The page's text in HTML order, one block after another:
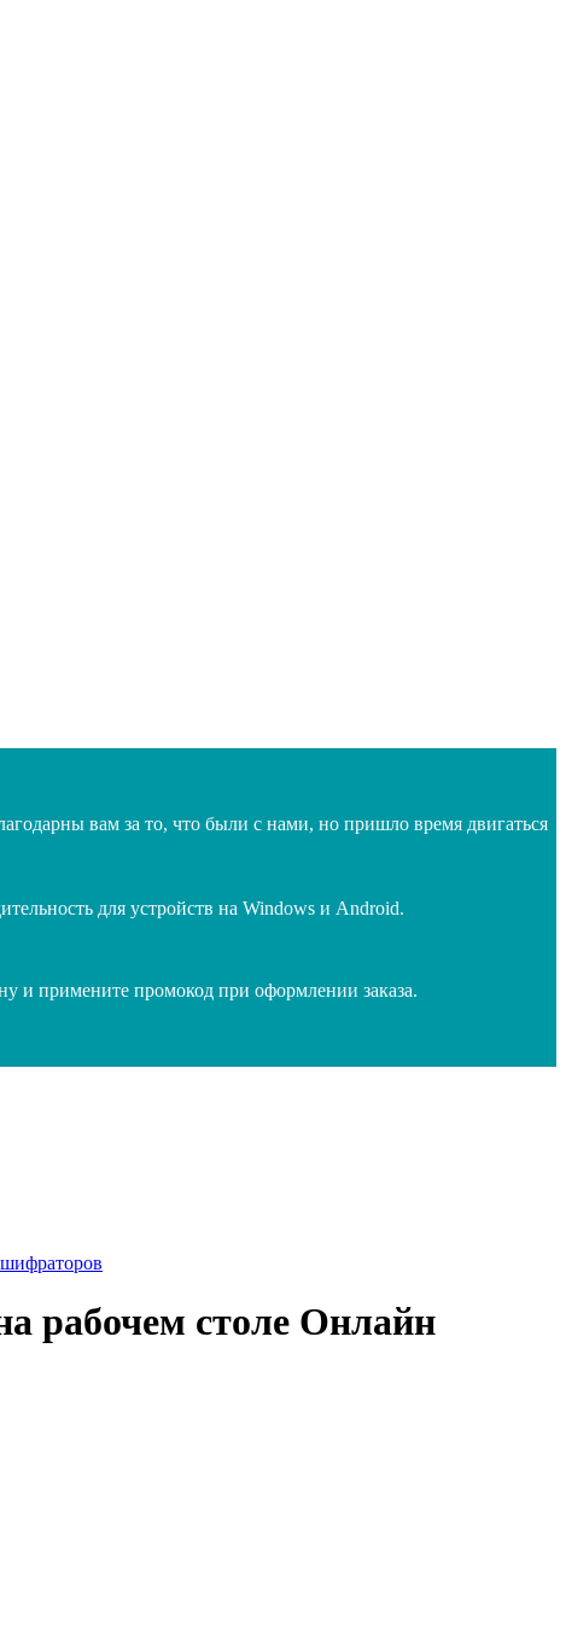
вам за то, что были с нами, но пришло время двигаться
для устройств на Windows и Android.
и примените промокод при оформлении заказа.
рабочем столе Онлайн